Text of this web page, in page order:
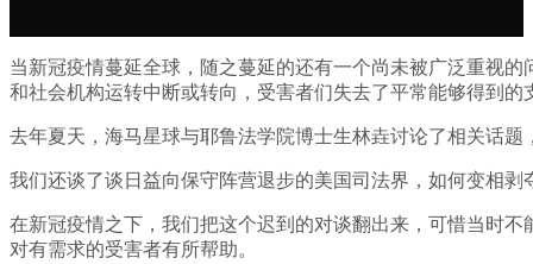
当新冠疫情蔓延全球，随之蔓延的还有一个尚未被广泛重视
和社会机构运转中断或转向，受害者们失去了平常能够得到
去年夏天，海马星球与耶鲁法学院博士生林垚讨论了相关话
我们还谈了谈日益向保守阵营退步的美国司法界，如何变相剥
在新冠疫情之下，我们把这个迟到的对谈翻出来，可惜当时
对有需求的受害者有所帮助。